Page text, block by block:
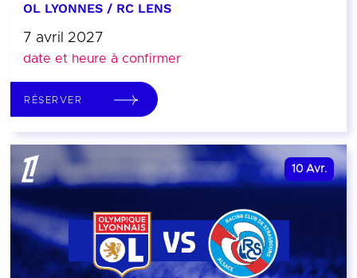
OL LYONNES / RC LENS
7 avril 2027
date et heure à confirmer
RÉSERVER
10 Avr.